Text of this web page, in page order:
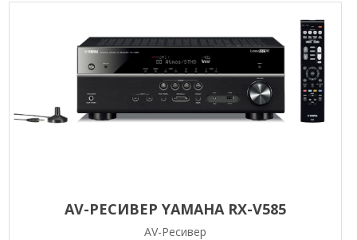
AV-РЕСИВЕР YAMAHA RX-V585
AV-Ресивер